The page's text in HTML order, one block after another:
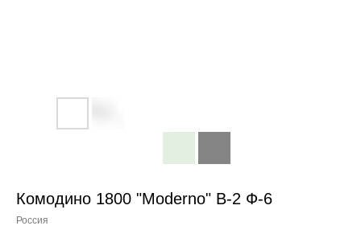
Комодино 1800 "Moderno" В-2 Ф-6
Россия